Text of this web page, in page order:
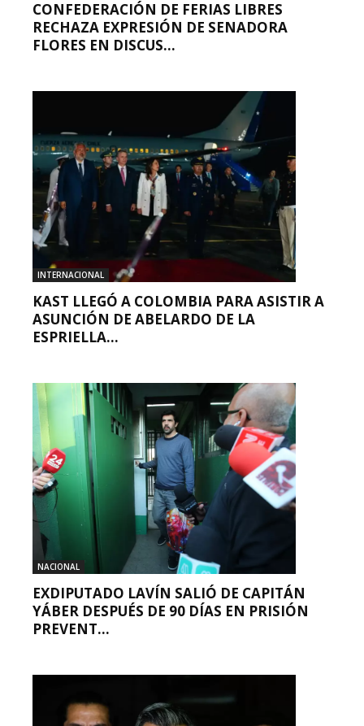
CONFEDERACIÓN DE FERIAS LIBRES
RECHAZA EXPRESIÓN DE SENADORA
FLORES EN DISCUS...
INTERNACIONAL
KAST LLEGÓ A COLOMBIA PARA ASISTIR A
ASUNCIÓN DE ABELARDO DE LA
ESPRIELLA...
NACIONAL
EXDIPUTADO LAVÍN SALIÓ DE CAPITÁN
YÁBER DESPUÉS DE 90 DÍAS EN PRISIÓN
PREVENT...